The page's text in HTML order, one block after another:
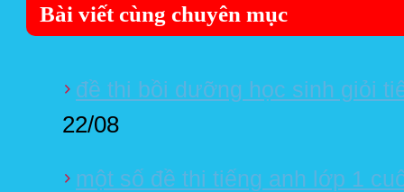
Bài viết cùng chuyên mục
đề thi bồi dưỡng học sinh giỏi
22/08
một số đề thi tiếng anh lớp 1